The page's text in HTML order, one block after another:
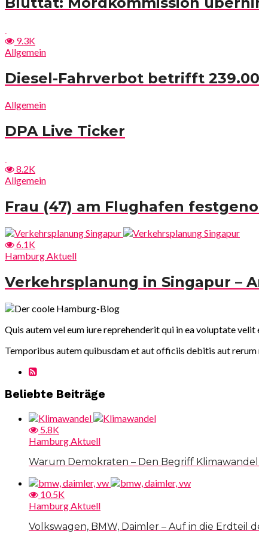
9.3K
Allgemein
Diesel-Fahrverbot betrifft
Allgemein
DPA Live Ticker
8.2K
Allgemein
Frau (47) am Flughafen
6.1K
Hamburg Aktuell
Verkehrsplanung in Singapur –
Quis autem vel eum iure reprehenderit qui in ea voluptate
Temporibus autem quibusdam et aut officiis debitis aut rerum
Beliebte Beiträge
5.8K
Hamburg Aktuell
Warum Demokraten – Den Begriff
10.5K
Hamburg Aktuell
Volkswagen, BMW, Daimler – Auf in die Erdteil